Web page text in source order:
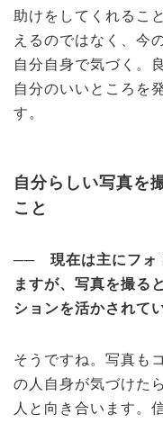
助けをしてくれるこ
えるのではなく、今
自分自身で気づく。
自分のいいところを
す。
自分らしい写真を
こと
── 現在は主にフォ
ますが、写真を撮る
ションを活かされて
そうですね。写真も
の人自身が気づけた
人と向き合います。